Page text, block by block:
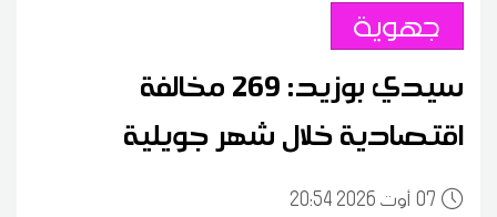
جهوية
سيدي بوزيد: 269 مخالفة
اقتصادية خلال شهر جويلية
0720:54 2026 أوت